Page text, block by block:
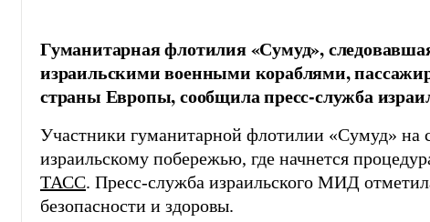
Гуманитарная флотилия «Сумуд»,
израильскими военными кораблями,
страны Европы, сообщила пресс-служба
Участники гуманитарной флотилии «Сумуд» на
израильскому побережью, где начнется
ТАСС. Пресс-служба израильского МИД
безопасности и здоровы.